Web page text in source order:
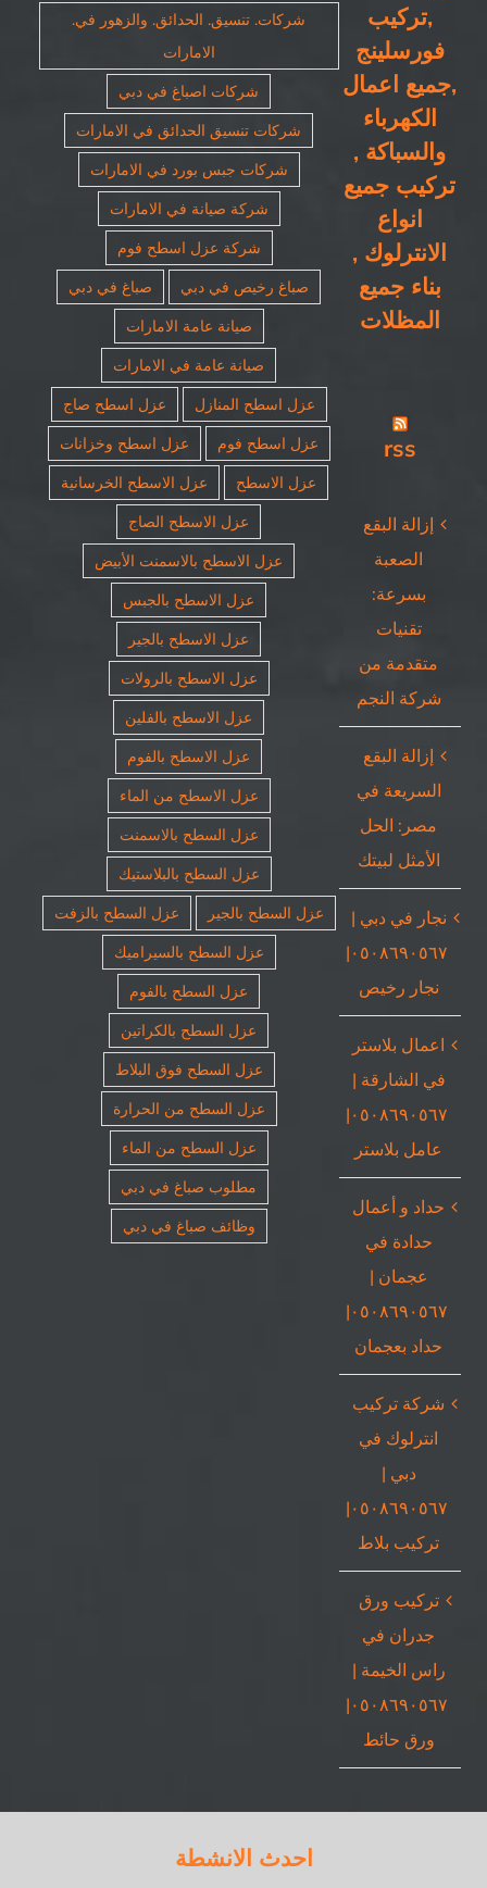
,تركيب
فورسلينج
,جميع اعمال
الكهرباء
والسباكة ,
تركيب جميع
انواع
الانترلوك ,
بناء جميع
المظلات
rss
إزالة البقع
الصعبة
بسرعة:
تقنيات
متقدمة من
شركة النجم
إزالة البقع
السريعة في
مصر: الحل
الأمثل لبيتك
نجار في دبي |
٠٥٠٨٦٩٠٥٦٧|
نجار رخيص
اعمال بلاستر
في الشارقة |
٠٥٠٨٦٩٠٥٦٧|
عامل بلاستر
حداد و أعمال
حدادة في
عجمان |
٠٥٠٨٦٩٠٥٦٧|
حداد بعجمان
شركة تركيب
انترلوك في
دبي |
٠٥٠٨٦٩٠٥٦٧|
تركيب بلاط
تركيب ورق
جدران في
راس الخيمة |
٠٥٠٨٦٩٠٥٦٧|
ورق حائط
شركات. تنسيق. الحدائق. والزهور في.
الامارات
شركات اصباغ في دبي
شركات تنسيق الحدائق في الامارات
شركات جبس بورد في الامارات
شركة صيانة في الامارات
شركة عزل اسطح فوم
صباغ رخيص في دبي
صباغ في دبي
صيانة عامة الامارات
صيانة عامة في الامارات
عزل اسطح المنازل
عزل اسطح صاج
عزل اسطح فوم
عزل اسطح وخزانات
عزل الاسطح
عزل الاسطح الخرسانية
عزل الاسطح الصاج
عزل الاسطح بالاسمنت الأبيض
عزل الاسطح بالجبس
عزل الاسطح بالجير
عزل الاسطح بالرولات
عزل الاسطح بالفلين
عزل الاسطح بالفوم
عزل الاسطح من الماء
عزل السطح بالاسمنت
عزل السطح بالبلاستيك
عزل السطح بالجير
عزل السطح بالزفت
عزل السطح بالسيراميك
عزل السطح بالفوم
عزل السطح بالكراتين
عزل السطح فوق البلاط
عزل السطح من الحرارة
عزل السطح من الماء
مطلوب صباغ في دبي
وظائف صباغ في دبي
احدث الانشطة